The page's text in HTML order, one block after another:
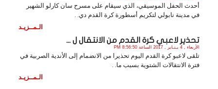
أحدث الحفل الموسيقي، الذي سيقام على مسرح سان كارلو الشهير
في مدينة نابولي لتكريم أسطورة كرة القدم دي. .
الـمــزيـد
تحذير لاعبي كرة القدم من الانتقال ل ...
الأربعاء , 4 يـنـاير , 2017 الساعة 8:56:50 PM
تلقى لاعبو كرة القدم اليوم تحذيرا من الانضمام إلى الأندية الصربية في
فترة الانتقالات الشتوية بسبب ما. .
الـمــزيـد